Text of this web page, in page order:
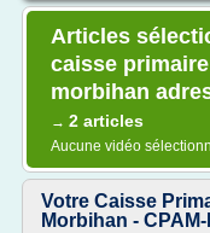
Articles
caisse
morbihan
→ 2 articles
Aucune vidéo
Votre Caisse
Morbihan - CPAM-